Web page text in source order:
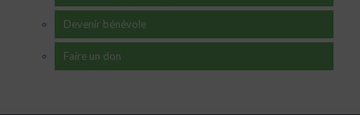
Devenir bénévole
Faire un don